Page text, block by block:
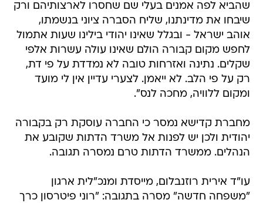
שהביא לפה אמנים בעלי שם שחסרו לארצותיהם ורק
שיבחו את מדינתנו, שליח הסברה ציוני בנשמתו,
אוהב ישראל - ובגלל שאינו יהודי בילינו שעות אתמול
לחפש מקום קבורה הולם שאינו עולה עשרות אלפי
שקלים. נתינה ואזרחות טובה לא נמדדת על פי דת,
רק על פי הלב. לא ייאמן. לצערי עדיין אין לי מועד
ומקום ללוויה, מחכה לנס".
מחברת קדישא נמסר כי החברה עוסקת רק בקבורה
יהודית ולכן יש לפנות אל משרד הדתות שקובע את
הנהלים. ממשרד הדתות טרם נמסרה תגובה.
עו"ד אירית רוזנבלום, מייסדת ומנכ"לית ארגון
"משפחה חדשה" מסרה בתגובה: "רוני פיטרסון כרך